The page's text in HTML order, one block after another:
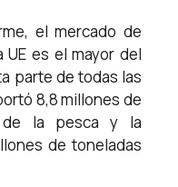
el mercado de
es el mayor del
parte de todas las
8,8 millones de
de la pesca y la
de toneladas